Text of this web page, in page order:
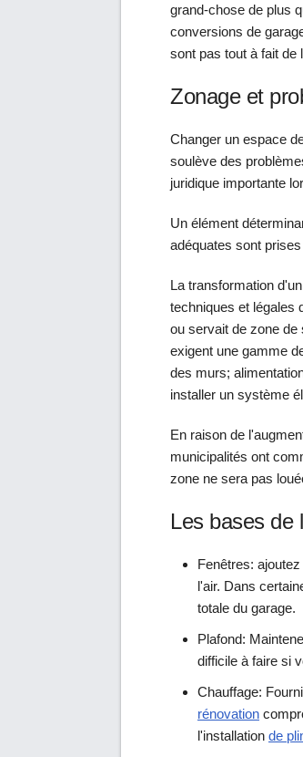
grand-chose de plus
conversions de
sont pas tout à fait de
Zonage et
Changer un espace
soulève des
juridique importante
Un élément
adéquates sont
La transformation
techniques et légales
ou servait de zone de
exigent une gamme
des murs;
installer un système
En raison de
municipalités ont
zone ne sera pas
Les bases de
Fenêtres:
l'air. Dans
totale du garage.
Plafond:
difficile à faire si
Chauffage:
rénovation
l'installation de